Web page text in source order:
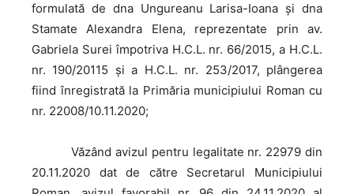
formulată de dna Ungureanu Larisa-Ioana și dna
Stamate Alexandra Elena, reprezentate prin av.
Gabriela Surei împotriva H.C.L. nr. 66/2015, a H.C.L.
nr. 190/20115 și a H.C.L. nr. 253/2017, plângerea
fiind înregistrată la Primăria municipiului Roman cu
nr. 22008/10.11.2020;
Văzând avizul pentru legalitate nr. 22979 din
20.11.2020 dat de către Secretarul Municipiului